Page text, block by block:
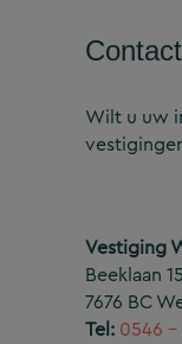
Contact
Wilt u uw
Vestiging
Beeklaan 15
7676 BC
Tel: 0546 –